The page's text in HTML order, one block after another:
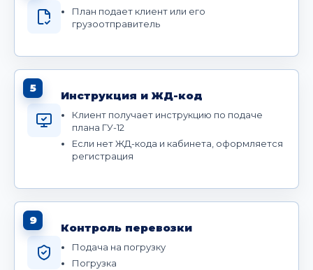
План подает клиент или его
грузоотправитель
5
Инструкция и ЖД-код
Клиент получает инструкцию по подаче
плана ГУ-12
Если нет ЖД-кода и кабинета, оформляется
регистрация
9
Контроль перевозки
Подача на погрузку
Погрузка